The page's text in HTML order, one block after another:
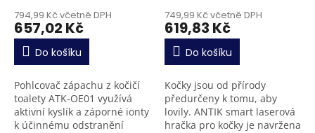
794,99 Kč včetně DPH
657,02 Kč
Do košíku
Pohlcovač zápachu z kočičí
toalety ATK-OE01 využívá
aktivní kyslík a záporné ionty
k účinnému odstranění
749,99 Kč včetně DPH
619,83 Kč
Do košíku
Kočky jsou od přírody
předurčeny k tomu, aby
lovily. ANTIK smart laserová
hračka pro kočky je navržena